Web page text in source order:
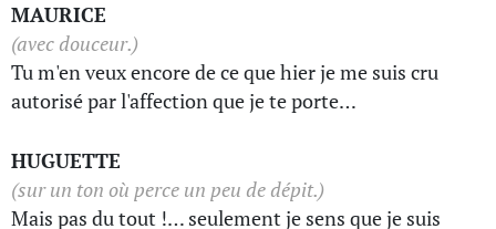
MAURICE
(avec douceur.)
Tu m'en veux encore de ce que hier je me suis cru
autorisé par l'affection que je te porte…
HUGUETTE
(sur un ton où perce un peu de dépit.)
Mais pas du tout !… seulement je sens que je suis